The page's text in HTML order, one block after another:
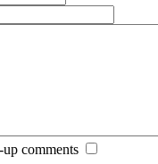
comments